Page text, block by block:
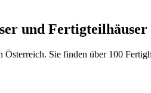
und Fertigteilhäuser
Sie finden über 100